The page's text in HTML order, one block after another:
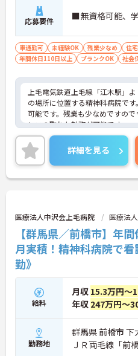
応募要件 ■無資格可能、
車通勤可 未経験OK 残業少なめ 住
年間休日110日以上
ブランクOK 社会
上毛電気鉄道上毛線「江木駅」
の場所に位置する精神科病院で
可能です。残業も少なめですので
ンスの取れた勤務が可能です。
賞与4ヶ月実積もあり、頑張りが
れ、モチベーションにもつながり
ご興味ある方には、面接対策ポ
詳細をお話しいたしますのでお
い。
詳細を見る
医療法人中沢会上毛病院 医療法
【群馬県／前橋市】年
月実積！精神科病院で
勤》
給料
月収 15.3万円～
年収 247万円～
勤務地
群馬県 前橋市
ＪＲ両毛線「前